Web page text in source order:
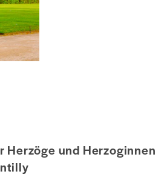
Herzöge und Herzoginnen